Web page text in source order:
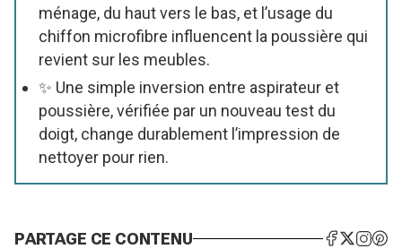
ménage, du haut vers le bas, et l’usage du
chiffon microfibre influencent la poussière qui
revient sur les meubles.
✨ Une simple inversion entre aspirateur et
poussière, vérifiée par un nouveau test du
doigt, change durablement l’impression de
nettoyer pour rien.
PARTAGE CE CONTENU